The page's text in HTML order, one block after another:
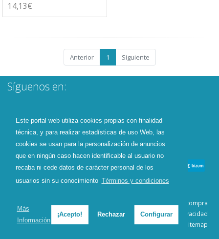
Este portal web utiliza cookies propias con finalidad
técnica, y para realizar estadísticas de uso Web, las
cookies se usan para la personalización de anuncios
que en ningún caso hacen identificable al usuario no
recaba ni cede datos de carácter personal de los
usuarios sin su conocimiento Términos y condiciones
Más
Información
¡Acepto! Rechazar Configurar
14,13€
Anterior 1 Siguiente
Síguenos en:
Condiciones de compra
Política de envíos
Política de devolución
Política de Privacidad
Política de Cookies
Sitemap